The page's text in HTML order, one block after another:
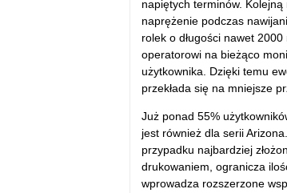
napiętych terminów.
naprężenie podczas
rolek o długości nawet
operatorowi na bieżąco
użytkownika. Dzięki temu
przekłada się na mniejsze
Już ponad 55%
jest również dla serii
przypadku najbardziej
drukowaniem, ogranicza
wprowadza rozszerzone